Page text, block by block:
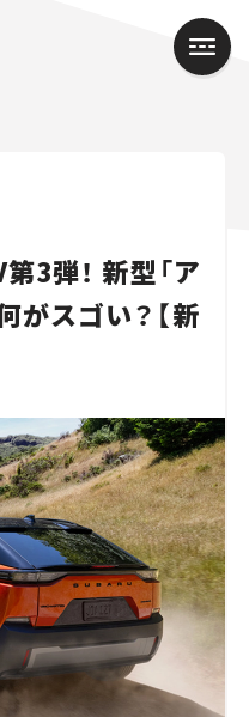
3弾！ 新型「ア
がスゴい？【新
スズキ｜Suzuki
スター｜Mazda Roadster